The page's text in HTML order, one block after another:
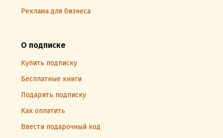
Реклама для бизнеса
О подписке
Купить подписку
Бесплатные книги
Подарить подписку
Как оплатить
Ввести подарочный код